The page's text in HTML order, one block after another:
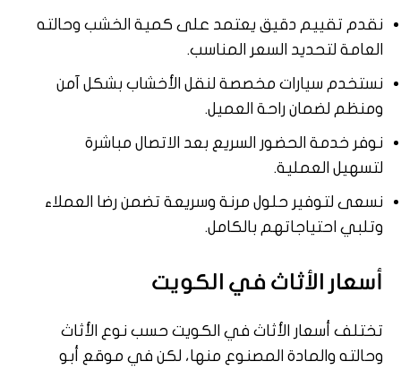
نقدم تقييم دقيق يعتمد على كمية الخشب وحالته
العامة لتحديد السعر المناسب.
نستخدم سيارات مخصصة لنقل الأخشاب بشكل آمن
ومنظم لضمان راحة العميل.
نوفر خدمة الحضور السريع بعد الاتصال مباشرة
لتسهيل العملية.
نسعى لتوفير حلول مرنة وسريعة تضمن رضا العملاء
وتلبي احتياجاتهم بالكامل.
أسعار الأثاث في الكويت
تختلف أسعار الأثاث في الكويت حسب نوع الأثاث
وحالته والمادة المصنوع منها، لكن في موقع أبو